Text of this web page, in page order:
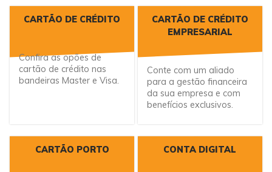
CARTÃO DE CRÉDITO
Confira as opões de
cartão de crédito nas
bandeiras Master e Visa.
CARTÃO DE CRÉDITO
EMPRESARIAL
Conte com um aliado
para a gestão financeira
da sua empresa e com
benefícios exclusivos.
CARTÃO PORTO CONTA DIGITAL